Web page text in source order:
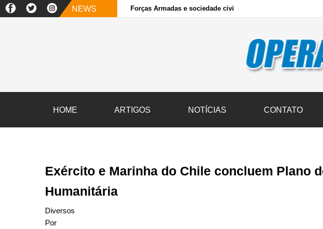
NEWS Forças Armadas e sociedade civil transportam 3,6 mil
HOME ARTIGOS NOTÍCIAS CONTATO
Exército e Marinha do Chile concluem Plano
Humanitária
Diversos
Por